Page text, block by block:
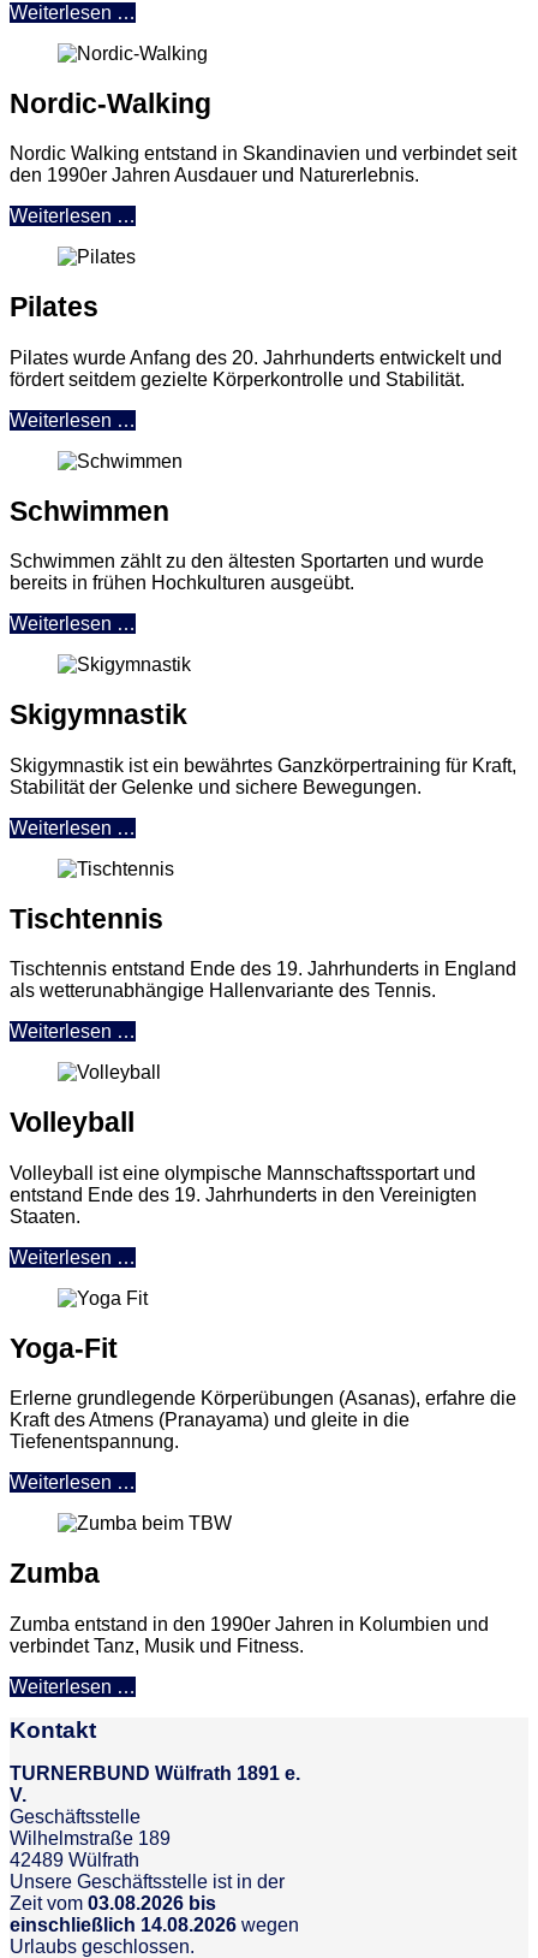
Weiterlesen …
Nordic-Walking
Nordic Walking entstand in Skandinavien und verbindet seit
den 1990er Jahren Ausdauer und Naturerlebnis.
Weiterlesen …
Pilates
Pilates wurde Anfang des 20. Jahrhunderts entwickelt und
fördert seitdem gezielte Körperkontrolle und Stabilität.
Weiterlesen …
Schwimmen
Schwimmen zählt zu den ältesten Sportarten und wurde
bereits in frühen Hochkulturen ausgeübt.
Weiterlesen …
Skigymnastik
Skigymnastik ist ein bewährtes Ganzkörpertraining für Kraft,
Stabilität der Gelenke und sichere Bewegungen.
Weiterlesen …
Tischtennis
Tischtennis entstand Ende des 19. Jahrhunderts in England
als wetterunabhängige Hallenvariante des Tennis.
Weiterlesen …
Volleyball
Volleyball ist eine olympische Mannschaftssportart und
entstand Ende des 19. Jahrhunderts in den Vereinigten
Staaten.
Weiterlesen …
Yoga-Fit
Erlerne grundlegende Körperübungen (Asanas), erfahre die
Kraft des Atmens (Pranayama) und gleite in die
Tiefenentspannung.
Weiterlesen …
Zumba
Zumba entstand in den 1990er Jahren in Kolumbien und
verbindet Tanz, Musik und Fitness.
Weiterlesen …
Kontakt
TURNERBUND Wülfrath 1891 e.
V.
Geschäftsstelle
Wilhelmstraße 189
42489 Wülfrath
Unsere Geschäftsstelle ist in der
Zeit vom 03.08.2026 bis
einschließlich 14.08.2026 wegen
Urlaubs geschlossen.